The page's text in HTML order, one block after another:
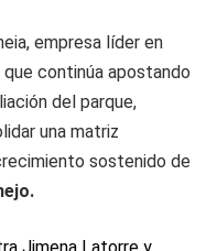
empresa líder en
continúa apostando
del parque,
una matriz
sostenido de